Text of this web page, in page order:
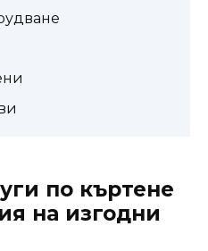
по къртене
на изгодни